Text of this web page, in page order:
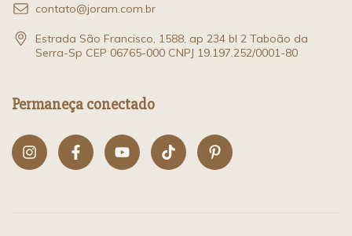
contato@joram.com.br
Estrada São Francisco, 1588, ap 234 bl 2 Taboão da
Serra-Sp CEP 06765-000 CNPJ 19.197.252/0001-80
Permaneça conectado